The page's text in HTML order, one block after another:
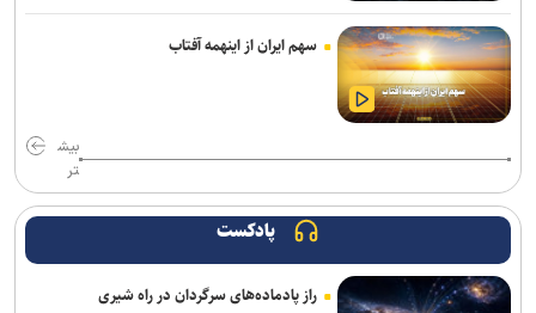
رئیس فدراسیون بوکس: یک اعزام ما هزینه چهار اعزام رشته‌های دیگر را
دارد/ اعزام فروتن گل‌آرا به ناگویا منتفی شد
امیرحسین زارع؛ از استقلال تا بانک شهر؛ سامانه‌ باز و عدم رسمی شدن
برگزاری مجمع سالیانه فدراسیون بدمینتون
سرمربی اوکراینی تیم ملی آب‌های آرام: به شاگردانم ایمان دارم/ توانایی
کسب مدال را در ناگویا داریم
سهم ایران از اینهمه آفتاب
بیش
تر
پادکست
راز پادماده‌های سرگردان در راه شیری